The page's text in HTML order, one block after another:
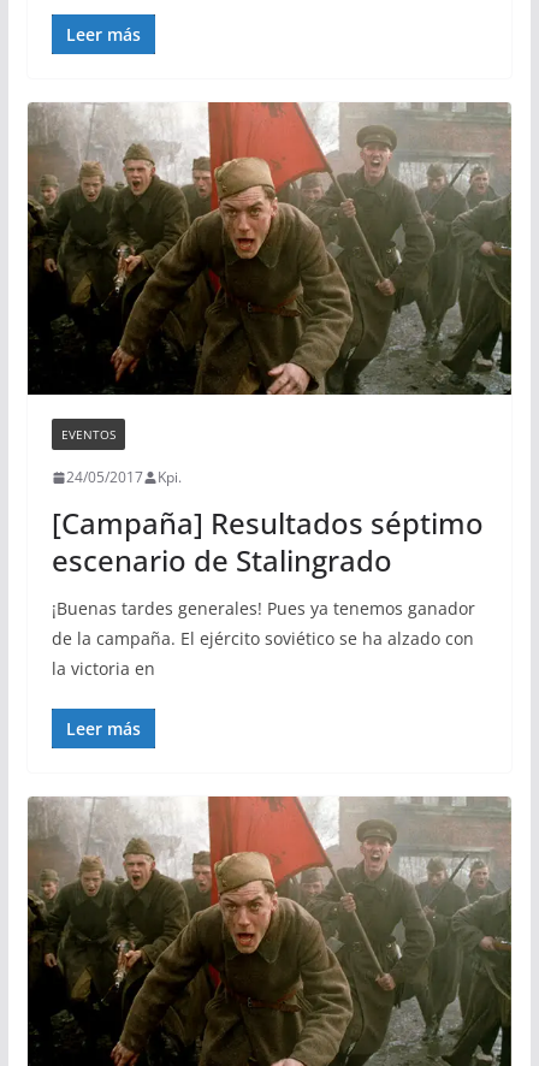
Leer más
EVENTOS
24/05/2017 Kpi.
[Campaña] Resultados séptimo
escenario de Stalingrado
¡Buenas tardes generales! Pues ya tenemos ganador
de la campaña. El ejército soviético se ha alzado con
la victoria en
Leer más